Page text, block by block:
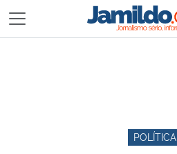
POLÍTICA